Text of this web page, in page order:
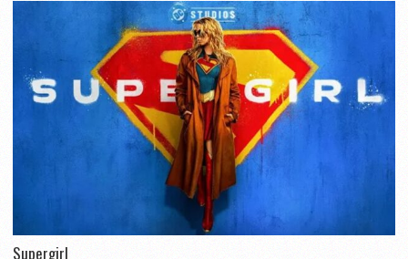
Supergirl